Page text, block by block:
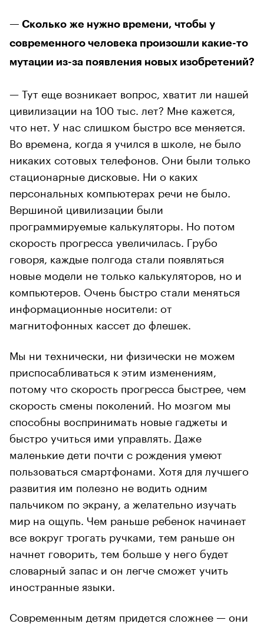
— Сколько же нужно времени, чтобы у
современного человека произошли какие-то
мутации из-за появления новых изобретений?
— Тут еще возникает вопрос, хватит ли нашей
цивилизации на 100 тыс. лет? Мне кажется,
что нет. У нас слишком быстро все меняется.
Во времена, когда я учился в школе, не было
никаких сотовых телефонов. Они были только
стационарные дисковые. Ни о каких
персональных компьютерах речи не было.
Вершиной цивилизации были
программируемые калькуляторы. Но потом
скорость прогресса увеличилась. Грубо
говоря, каждые полгода стали появляться
новые модели не только калькуляторов, но и
компьютеров. Очень быстро стали меняться
информационные носители: от
магнитофонных кассет до флешек.
Мы ни технически, ни физически не можем
приспосабливаться к этим изменениям,
потому что скорость прогресса быстрее, чем
скорость смены поколений. Но мозгом мы
способны воспринимать новые гаджеты и
быстро учиться ими управлять. Даже
маленькие дети почти с рождения умеют
пользоваться смартфонами. Хотя для лучшего
развития им полезно не водить одним
пальчиком по экрану, а желательно изучать
мир на ощупь. Чем раньше ребенок начинает
все вокруг трогать ручками, тем раньше он
начнет говорить, тем больше у него будет
словарный запас и он легче сможет учить
иностранные языки.
Современным детям придется сложнее — они